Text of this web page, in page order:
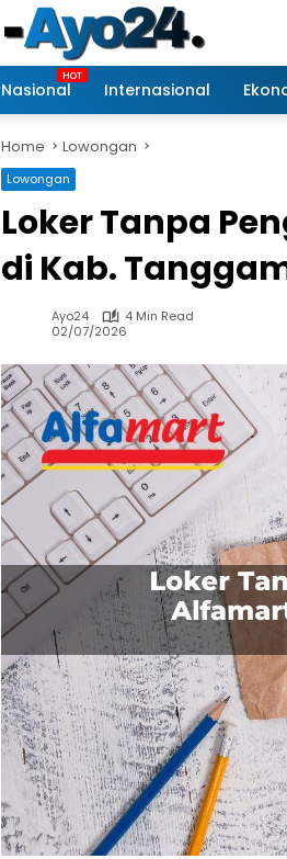
Nasional Internasional
Home Lowongan
Lowongan
Loker Tanpa
di Kab.
Ayo24
4 Min Read
02/07/2026